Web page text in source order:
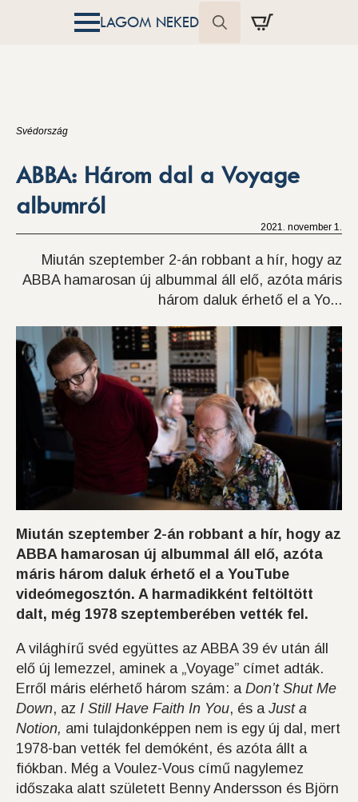
LAGOM NEKED
Svédország
ABBA: Három dal a Voyage
albumról
2021. november 1.
Miután szeptember 2-án robbant a hír, hogy az
ABBA hamarosan új albummal áll elő, azóta máris
három daluk érhető el a Yo...
Miután szeptember 2-án robbant a hír, hogy az
ABBA hamarosan új albummal áll elő, azóta
máris három daluk érhető el a YouTube
videómegosztón. A harmadikként feltöltött
dalt, még 1978 szeptemberében vették fel.
A világhírű svéd együttes az ABBA 39 év után áll
elő új lemezzel, aminek a „Voyage” címet adták.
Erről máris elérhető három szám: a Don’t Shut Me
Down, az I Still Have Faith In You, és a Just a
Notion, ami tulajdonképpen nem is egy új dal, mert
1978-ban vették fel demóként, és azóta állt a
fiókban. Még a Voulez-Vous című nagylemez
időszaka alatt született Benny Andersson és Björn